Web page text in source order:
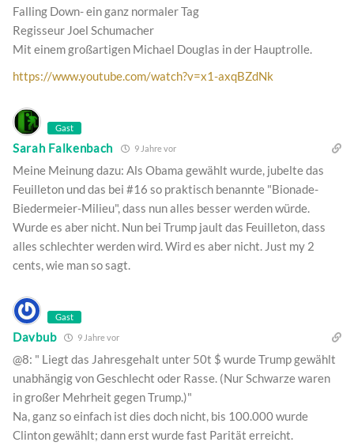
Falling Down- ein ganz normaler Tag
Regisseur Joel Schumacher
Mit einem großartigen Michael Douglas in der Hauptrolle.
https://www.youtube.com/watch?v=x1-axqBZdNk
Gast
Sarah Falkenbach 9 Jahre vor
Meine Meinung dazu: Als Obama gewählt wurde, jubelte das
Feuilleton und das bei #16 so praktisch benannte "Bionade-
Biedermeier-Milieu", dass nun alles besser werden würde.
Wurde es aber nicht. Nun bei Trump jault das Feuilleton, dass
alles schlechter werden wird. Wird es aber nicht. Just my 2
cents, wie man so sagt.
Gast
Davbub 9 Jahre vor
@8: " Liegt das Jahresgehalt unter 50t $ wurde Trump gewählt
unabhängig von Geschlecht oder Rasse. (Nur Schwarze waren
in großer Mehrheit gegen Trump.)"
Na, ganz so einfach ist dies doch nicht, bis 100.000 wurde
Clinton gewählt; dann erst wurde fast Parität erreicht.